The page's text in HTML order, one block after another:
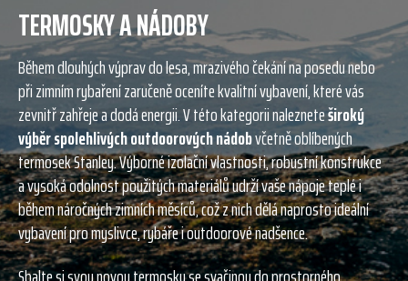
TERMOSKY A NÁDOBY
Během dlouhých výprav do lesa, mrazivého čekání na posedu nebo
při zimním rybaření zaručeně oceníte kvalitní vybavení, které vás
zevnitř zahřeje a dodá energii. V této kategorii nalezneteširoký
výběr spolehlivých outdoorových nádobvčetně oblíbených
termosek Stanley. Výborné izolační vlastnosti, robustní konstrukce
a vysoká odolnost použitých materiálů udrží vaše nápoje teplé i
během náročných zimních měsíců, což z nich dělá naprosto ideální
vybavení pro myslivce, rybáře i outdoorové nadšence.